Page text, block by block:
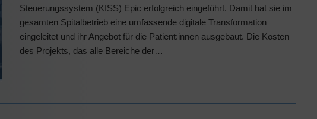
Steuerungssystem (KISS) Epic erfolgreich eingeführt. Damit hat sie im
gesamten Spitalbetrieb eine umfassende digitale Transformation
eingeleitet und ihr Angebot für die Patient:innen ausgebaut. Die Kosten
des Projekts, das alle Bereiche der…